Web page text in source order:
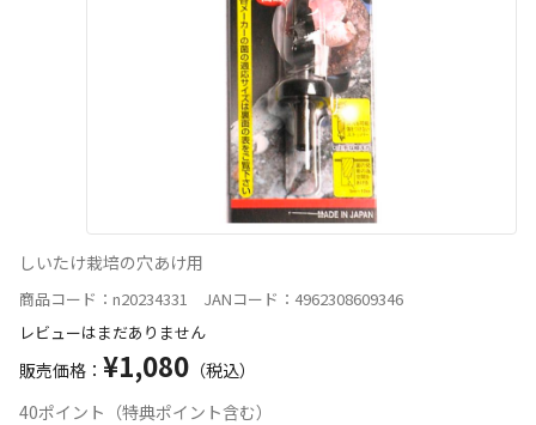
しいたけ栽培の穴あけ用
商品コード：n20234331 JANコード：4962308609346
レビューはまだありません
販売価格： ¥1,080 （税込）
40ポイント（特典ポイント含む）